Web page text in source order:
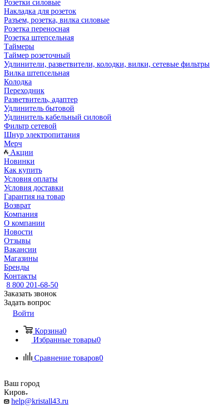
Розетки силовые
Накладка для розеток
Разъем, розетка, вилка силовые
Розетка переносная
Розетка штепсельная
Таймеры
Таймер розеточный
Удлинители, разветвители, колодки, вилки, сетевые фильтры
Вилка штепсельная
Колодка
Переходник
Разветвитель, адаптер
Удлинитель бытовой
Удлинитель кабельный силовой
Фильтр сетевой
Шнур электропитания
Мерч
Акции
Новинки
Как купить
Условия оплаты
Условия доставки
Гарантия на товар
Возврат
Компания
О компании
Новости
Отзывы
Вакансии
Магазины
Бренды
Контакты
8 800 201-68-50
Заказать звонок
Задать вопрос
Войти
Корзина0
Избранные товары0
Сравнение товаров0
Ваш город
Киров
help@kristall43.ru